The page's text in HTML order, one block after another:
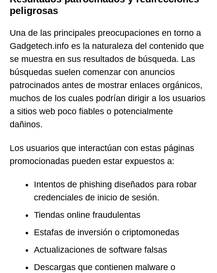
peligrosas
Una de las principales preocupaciones en torno a
Gadgetech.info es la naturaleza del contenido que
se muestra en sus resultados de búsqueda. Las
búsquedas suelen comenzar con anuncios
patrocinados antes de mostrar enlaces orgánicos,
muchos de los cuales podrían dirigir a los usuarios
a sitios web poco fiables o potencialmente
dañinos.
Los usuarios que interactúan con estas páginas
promocionadas pueden estar expuestos a:
Intentos de phishing diseñados para robar
credenciales de inicio de sesión.
Tiendas online fraudulentas
Estafas de inversión o criptomonedas
Actualizaciones de software falsas
Descargas que contienen malware o